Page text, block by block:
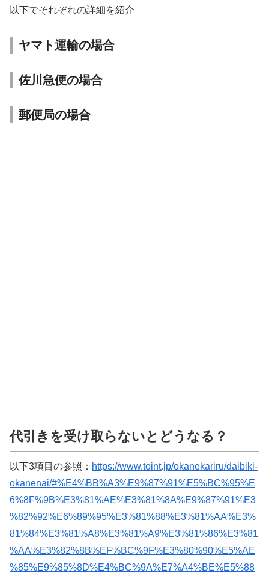
以下でそれぞれの詳細を紹介
ヤマト運輸の場合
佐川急便の場合
郵便局の場合
代引きを受け取らないとどうなる？
以下3項目の参照： https://www.toint.jp/okanekariru/daibiki-
okanenai/#%E4%BB%A3%E9%87%91%E5%BC%95%E
6%8F%9B%E3%81%AE%E3%81%8A%E9%87%91%E3
%82%92%E6%89%95%E3%81%88%E3%81%AA%E3%
81%84%E3%81%A8%E3%81%A9%E3%81%86%E3%81
%AA%E3%82%8B%EF%BC%9F%E3%80%90%E5%AE
%85%E9%85%8D%E4%BC%9A%E7%A4%BE%E5%88